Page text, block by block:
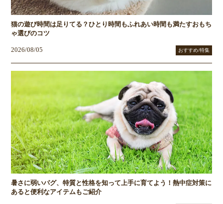
猫の遊び時間は足りてる？ひとり時間もふれあい時間も満たすおもち
ゃ選びのコツ
2026/08/05 おすすめ/特集
暑さに弱いパグ、特質と性格を知って上手に育てよう！熱中症対策に
あると便利なアイテムもご紹介